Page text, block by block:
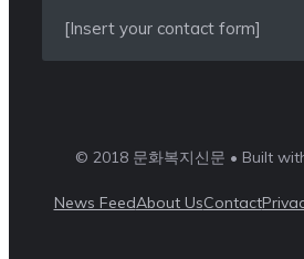
[Insert your contact form]
© 2018 문화복지신문 • Built
News FeedAbout UsContact